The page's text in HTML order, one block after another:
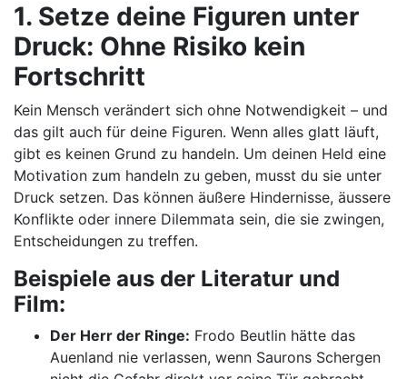
1. Setze deine Figuren unter
Druck: Ohne Risiko kein
Fortschritt
Kein Mensch verändert sich ohne Notwendigkeit – und
das gilt auch für deine Figuren. Wenn alles glatt läuft,
gibt es keinen Grund zu handeln. Um deinen Held eine
Motivation zum handeln zu geben, musst du sie unter
Druck setzen. Das können äußere Hindernisse, äussere
Konflikte oder innere Dilemmata sein, die sie zwingen,
Entscheidungen zu treffen.
Beispiele aus der Literatur und
Film:
Der Herr der Ringe: Frodo Beutlin hätte das
Auenland nie verlassen, wenn Saurons Schergen